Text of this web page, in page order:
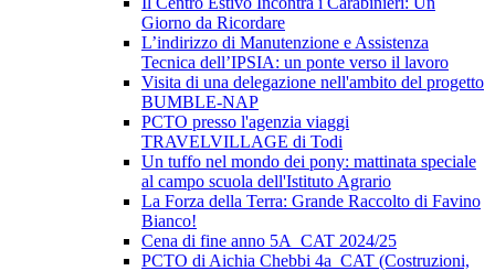
Giorno da Ricordare
L’indirizzo di Manutenzione e Assistenza
Tecnica dell’IPSIA: un ponte verso il lavoro
Visita di una delegazione nell'ambito del progetto
BUMBLE-NAP
PCTO presso l'agenzia viaggi
TRAVELVILLAGE di Todi
Un tuffo nel mondo dei pony: mattinata speciale
al campo scuola dell'Istituto Agrario
La Forza della Terra: Grande Raccolto di Favino
Bianco!
Cena di fine anno 5A_CAT 2024/25
PCTO di Aichia Chebbi 4a_CAT (Costruzioni,